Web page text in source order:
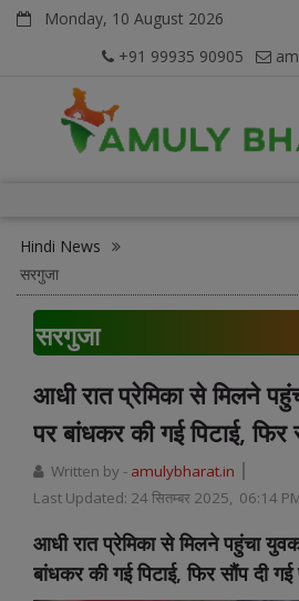
Monday, 10 August 2026
+91 99935 90905
Hindi News
सरगुजा
सरगुजा
आधी रात प्रेमिका से मिलने
पर बांधकर की गई पिटाई, फिर
Written by - amulybharat.in
Last Updated: 24 सितम्बर 2025, 06:14
आधी रात प्रेमिका से मिलने पहुंचा
बांधकर की गई पिटाई, फिर सौंप दी गई